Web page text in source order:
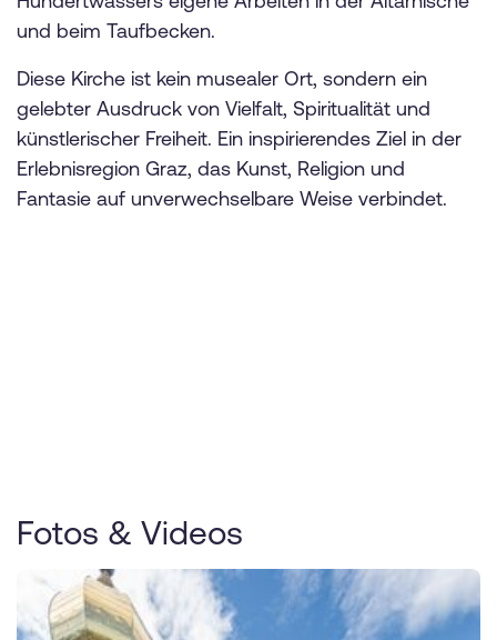
und beim Taufbecken.
Diese Kirche ist kein musealer Ort, sondern ein
gelebter Ausdruck von Vielfalt, Spiritualität und
künstlerischer Freiheit. Ein inspirierendes Ziel in der
Erlebnisregion Graz, das Kunst, Religion und
Fantasie auf unverwechselbare Weise verbindet.
Fotos & Videos